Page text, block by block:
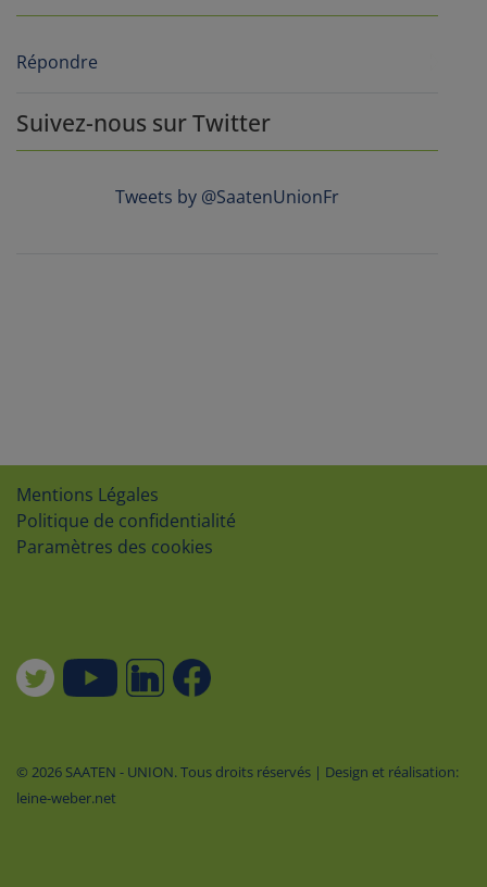
Répondre
Suivez-nous sur Twitter
Tweets by @SaatenUnionFr
Mentions Légales
Politique de confidentialité
Paramètres des cookies
© 2026 SAATEN - UNION. Tous droits réservés | Design et réalisation:
leine-weber.net